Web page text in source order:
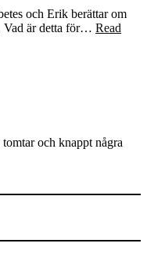
och Erik berättar om
Vad är detta för… Read
och knappt några